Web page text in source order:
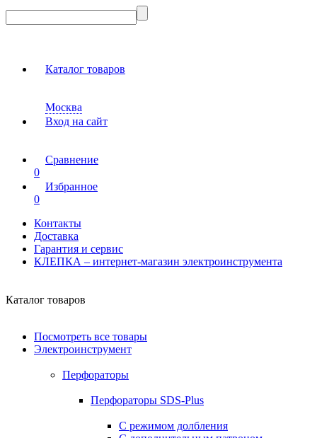
Каталог товаров
Москва
Вход на сайт
Сравнение
0
Избранное
0
Контакты
Доставка
Гарантия и сервис
КЛЕПКА – интернет-магазин электроинструмента
Каталог товаров
Посмотреть все товары
Электроинструмент
Перфораторы
Перфораторы SDS-Plus
С режимом долбления